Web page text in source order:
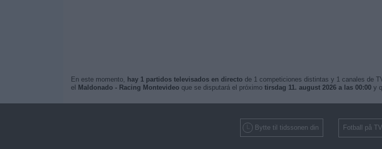
En este momento, hay 1 partidos televisados en directo de 1 competiciones distintas y 1 canales de
el Maldonado - Racing Montevideo que se disputará el próximo tirsdag 11. august 2026 a las 00:00y
Bytte til tidssonen din Fotball på